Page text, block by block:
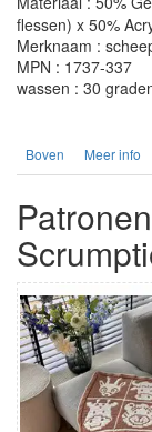
flessen) x 50%
Merknaam :
MPN : 1737-337
wassen : 30
Boven Meer info